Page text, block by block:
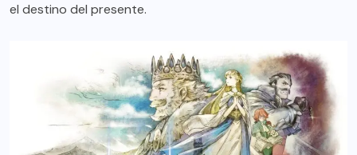
el destino del presente.